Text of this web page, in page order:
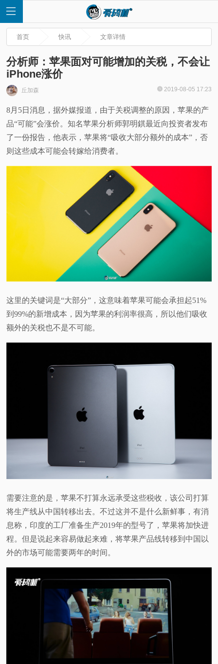
首
页
快
科
体
首页 快讯 文章详情
分析师：苹果面对可能增加的关税，不会让
iPhone涨价
丘加森 2019-08-05 17:23
8月5日消息，据外媒报道，由于关税调整的原因，苹果的产
品“可能”会涨价。知名苹果分析师郭明錤最近向投资者发布
了一份报告，他表示，苹果将“吸收大部分额外的成本”，否
则这些成本可能会转嫁给消费者。
这里的关键词是“大部分”，这意味着苹果可能会承担起51%
到99%的新增成本，因为苹果的利润率很高，所以他们吸收
额外的关税也不是不可能。
需要注意的是，苹果不打算永远承受这些税收，该公司打算
将生产线从中国转移出去。不过这并不是什么新鲜事，有消
息称，印度的工厂准备生产2019年的型号了，苹果将加快进
程。但是说起来容易做起来难，将苹果产品线转移到中国以
外的市场可能需要两年的时间。